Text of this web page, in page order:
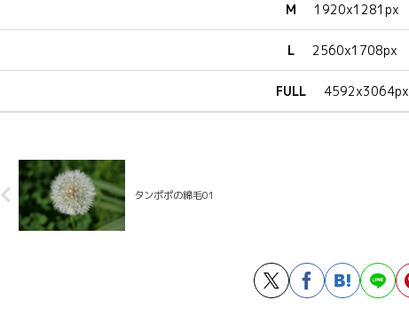
M 1920x1281px
L 2560x1708px
FULL 4592x3064px
タンポポの綿毛01